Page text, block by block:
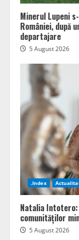
Minerul Lupeni
României, după
departajare
5 August 2026
.Index
Natalia
comunităților
5 August 2026